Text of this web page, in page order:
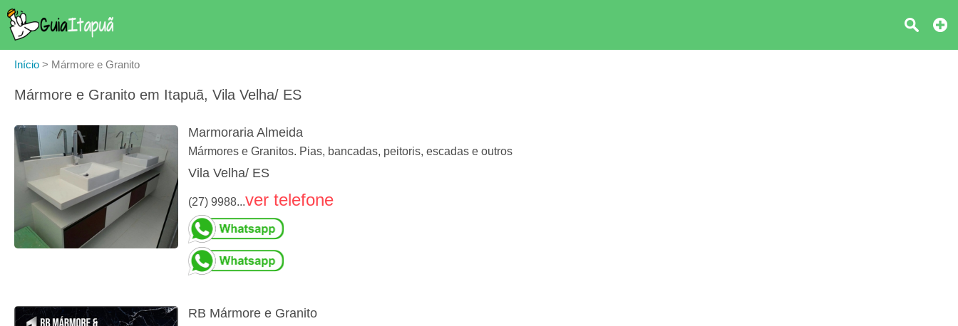
Início > Mármore e Granito
Mármore e Granito em Itapuã, Vila Velha/ ES
Marmoraria Almeida
Mármores e Granitos. Pias, bancadas, peitoris, escadas e outros
Vila Velha/ ES
(27) 9988...ver telefone
RB Mármore e Granito